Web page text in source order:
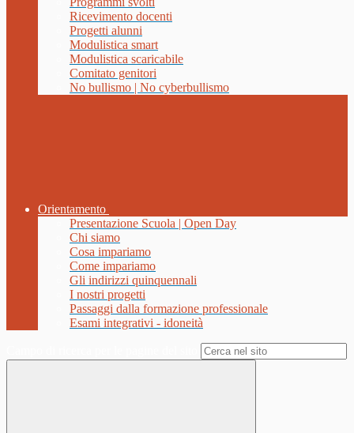
Ricevimento docenti
Progetti alunni
Modulistica smart
Modulistica scaricabile
Comitato genitori
No bullismo | No cyberbullismo
Orientamento
Presentazione Scuola | Open Day
Chi siamo
Cosa impariamo
Come impariamo
Gli indirizzi quinquennali
I nostri progetti
Passaggi dalla formazione professionale
Esami integrativi - idoneità